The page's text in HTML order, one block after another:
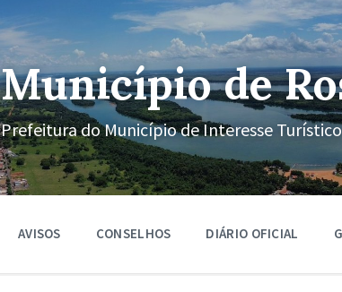
Município de
Prefeitura do Município de Interesse
AVISOS CONSELHOS DIÁRIO OFICIAL